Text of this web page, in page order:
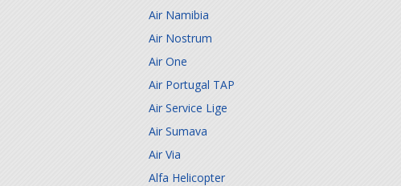
Air Namibia
Air Nostrum
Air One
Air Portugal TAP
Air Service Lige
Air Sumava
Air Via
Alfa Helicopter